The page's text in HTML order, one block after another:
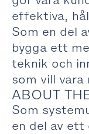
effektiva,
Som en del
bygga ett
teknik och
som vill vara
ABOUT
Som
en del av